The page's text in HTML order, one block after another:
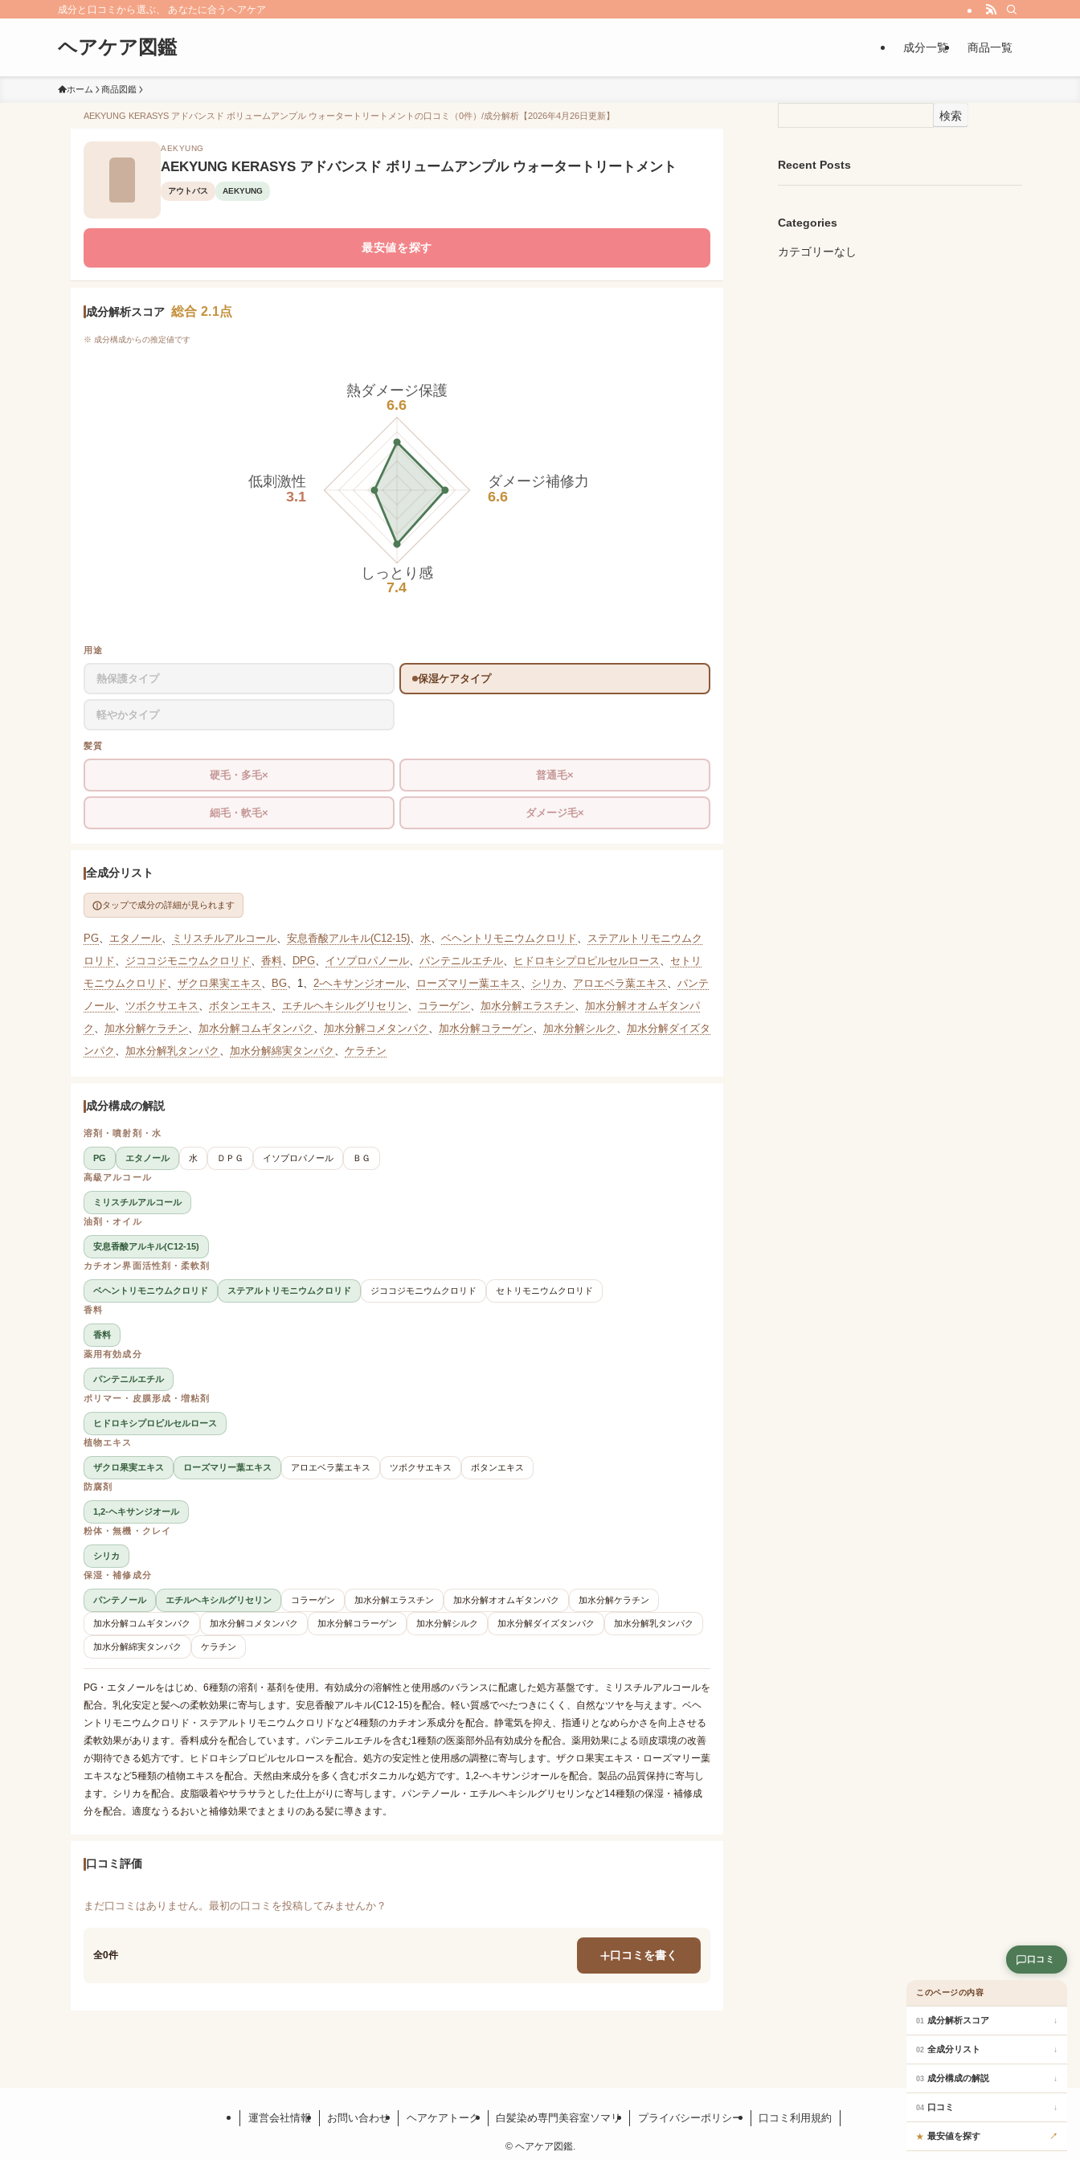
成分と口コミから選ぶ、 あなたに合うヘアケア
ヘアケア図鑑 成分一覧 商品一覧
ホーム 商品図鑑
AEKYUNG KERASYS アドバンスド ボリュームアンプル ウォータートリートメントの口コミ（0件）/成分解析【2026年4月26日更新】
AEKYUNG
AEKYUNG KERASYS アドバンスド ボリュームアンプル ウォータートリートメント
アウトバス AEKYUNG
最安値を探す
成分解析スコア 総合 2.1点
※ 成分構成からの推定値です
熱ダメージ保護
6.6
ダメージ補修力
6.6
しっとり感
7.4
低刺激性
3.1
用途
熱保護タイプ 保湿ケアタイプ
軽やかタイプ
髪質
硬毛・多毛× 普通毛×
細毛・軟毛× ダメージ毛×
全成分リスト
タップで成分の詳細が見られます
PG、 エタノール、 ミリスチルアルコール、 安息香酸アルキル(C12-15)、 水、 ベヘントリモニウムクロリド、 ステアルトリモニウムク
ロリド、 ジココジモニウムクロリド、 香料、 DPG、 イソプロパノール、 パンテニルエチル、 ヒドロキシプロピルセルロース、 セトリ
モニウムクロリド、 ザクロ果実エキス、 BG、 1、 2-ヘキサンジオール、 ローズマリー葉エキス、 シリカ 、 アロエベラ葉エキス、 パンテ
ノール、 ツボクサエキス、 ボタンエキス、 エチルヘキシルグリセリン、 コラーゲン、 加水分解エラスチン、 加水分解オオムギタンパ
ク 、 加水分解ケラチン、 加水分解コムギタンパク 、 加水分解コメタンパク 、 加水分解コラーゲン、 加水分解シルク 、 加水分解ダイズタ
ンパク 、 加水分解乳タンパク 、 加水分解綿実タンパク 、 ケラチン
成分構成の解説
溶剤・噴射剤・水
PG エタノール 水 ＤＰＧ イソプロパノール
ＢＧ
高級アルコール
ミリスチルアルコール
油剤・オイル
安息香酸アルキル(C12-15)
カチオン界面活性剤・柔軟剤
ベヘントリモニウムクロリド ステアルトリモニウムクロリド ジココジモニウムクロリド
セトリモニウムクロリド
香料
香料
薬用有効成分
パンテニルエチル
ポリマー・皮膜形成・増粘剤
ヒドロキシプロピルセルロース
植物エキス
ザクロ果実エキス ローズマリー葉エキス アロエベラ葉エキス ツボクサエキス
ボタンエキス
防腐剤
1,2-ヘキサンジオール
粉体・無機・クレイ
シリカ
保湿・補修成分
パンテノール エチルヘキシルグリセリン コラーゲン 加水分解エラスチン 加水分解オオムギタンパク 加水分解ケラチン
加水分解コムギタンパク 加水分解コメタンパク 加水分解コラーゲン 加水分解シルク 加水分解ダイズタンパク 加水分解乳タンパク
加水分解綿実タンパク ケラチン
PG・エタノールをはじめ、6種類の溶剤・基剤を使用。有効成分の溶解性と使用感のバランスに配慮した処方基盤です。ミリスチルアルコールを
配合。乳化安定と髪への柔軟効果に寄与します。安息香酸アルキル(C12-15)を配合。軽い質感でべたつきにくく、自然なツヤを与えます。ベヘ
ントリモニウムクロリド・ステアルトリモニウムクロリドなど4種類のカチオン系成分を配合。静電気を抑え、指通りとなめらかさを向上させる
柔軟効果があります。香料成分を配合しています。パンテニルエチルを含む1種類の医薬部外品有効成分を配合。薬用効果による頭皮環境の改善
が期待できる処方です。ヒドロキシプロピルセルロースを配合。処方の安定性と使用感の調整に寄与します。ザクロ果実エキス・ローズマリー葉
エキスなど5種類の植物エキスを配合。天然由来成分を多く含むボタニカルな処方です。1,2-ヘキサンジオールを配合。製品の品質保持に寄与し
ます。シリカを配合。皮脂吸着やサラサラとした仕上がりに寄与します。パンテノール・エチルヘキシルグリセリンなど14種類の保湿・補修成
分を配合。適度なうるおいと補修効果でまとまりのある髪に導きます。
口コミ評価
まだ口コミはありません。最初の口コミを投稿してみませんか？
全0件 口コミを書く
検索
Recent Posts
Categories
カテゴリーなし
運営会社情報 お問い合わせ ヘアケアトーク 白髪染め専門美容室ソマリ プライバシーポリシー 口コミ利用規約
©ヘアケア図鑑.
口コミ
このページの内容
01 成分解析スコア ↓
02 全成分リスト ↓
03 成分構成の解説 ↓
04 口コミ ↓
★ 最安値を探す ↗